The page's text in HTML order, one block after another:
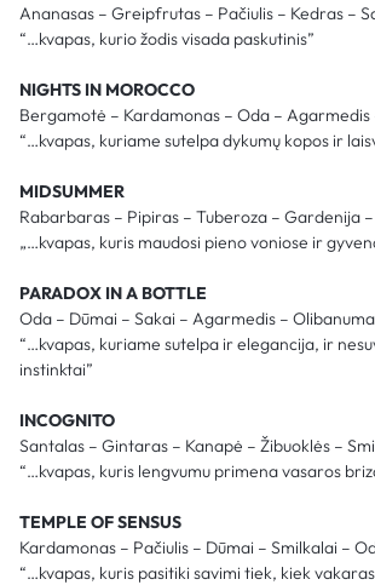
Ananasas – Greipfrutas – Pačiulis – Kedras –
“…kvapas, kurio žodis visada paskutinis”
NIGHTS IN MOROCCO
Bergamotė – Kardamonas – Oda – Agarmedis
“…kvapas, kuriame sutelpa dykumų kopos ir
MIDSUMMER
Rabarbaras – Pipiras – Tuberoza – Gardenija
„…kvapas, kuris maudosi pieno voniose ir
PARADOX IN A BOTTLE
Oda – Dūmai – Sakai – Agarmedis –
“…kvapas, kuriame sutelpa ir elegancija, ir
instinktai”
INCOGNITO
Santalas – Gintaras – Kanapė – Žibuoklės –
“…kvapas, kuris lengvumu primena vasaros
TEMPLE OF SENSUS
Kardamonas – Pačiulis – Dūmai – Smilkalai –
“…kvapas, kuris pasitiki savimi tiek, kiek